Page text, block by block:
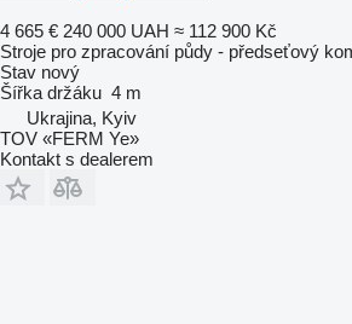
4 665 € 240 000 UAH ≈ 112 900 Kč
Stroje pro zpracování půdy - předseťový
Stav nový
Šířka držáku 4 m
Ukrajina, Kyiv
TOV «FERM Ye»
Kontakt s dealerem